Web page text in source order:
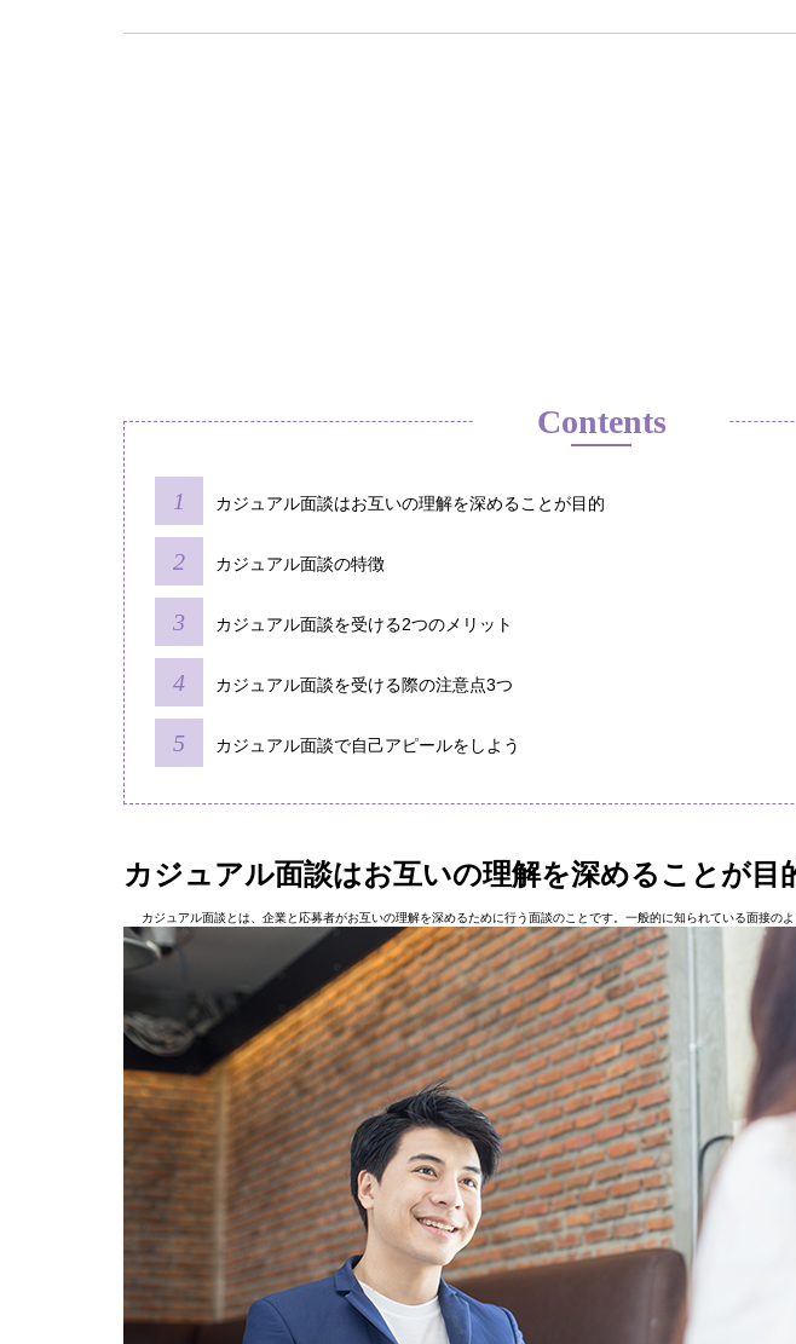
Contents
カジュアル面談はお互いの理解を深めることが目的
カジュアル面談の特徴
カジュアル面談を受ける2つのメリット
カジュアル面談を受ける際の注意点3つ
カジュアル面談で自己アピールをしよう
カジュアル面談はお互いの理解を深めることが目
カジュアル面談とは、企業と応募者がお互いの理解を深めるために行う面談のことです。一般的に知られている面接の